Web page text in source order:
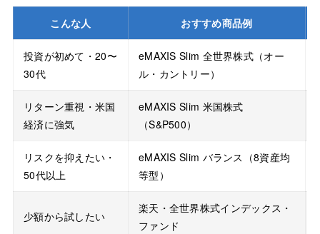
こんな人 おすすめ商品例
投資が初めて・20〜
30代
eMAXIS Slim 全世界株式（オー
ル・カントリー）
リターン重視・米国
経済に強気
eMAXIS Slim 米国株式
（S&P500）
リスクを抑えたい・
50代以上
eMAXIS Slim バランス（8資産均
等型）
少額から試したい
楽天・全世界株式インデックス・
ファンド